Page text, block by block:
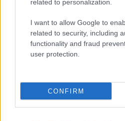
related to personalization.
I want to allow Google to
related to security, including
functionality and fraud
user protection.
CONFIRM
HÍRLEVÉL